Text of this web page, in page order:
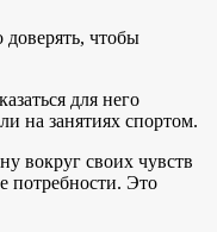
чтобы
для него
на занятиях спортом.
вокруг своих чувств
потребности. Это